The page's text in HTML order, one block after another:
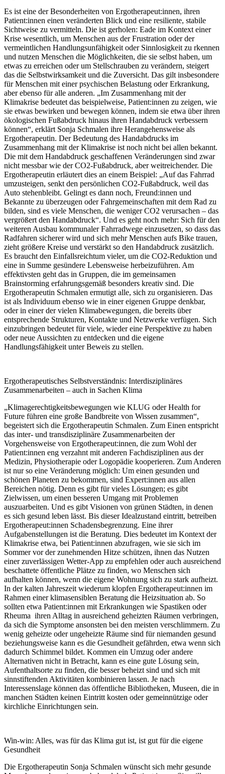
Es ist eine der Besonderheiten von Ergotherapeut:innen, ihren
Patient:innen einen veränderten Blick und eine resiliente, stabile
Sichtweise zu vermitteln. Die ist gerholen: Eade im Kontext einer
Krise wesentlich, um Menschen aus der Frustration oder der
vermeintlichen Handlungsunfähigkeit oder Sinnlosigkeit zu rkennen
und nutzen Menschen die Möglichkeiten, die sie selbst haben, um
etwas zu erreichen oder um Stellschrauben zu verändern, steigert
das die Selbstwirksamkeit und die Zuversicht. Das gilt insbesondere
für Menschen mit einer psychischen Belastung oder Erkrankung,
aber ebenso für alle anderen. „Im Zusammenhang mit der
Klimakrise bedeutet das beispielweise, Patient:innen zu zeigen, wie
sie etwas bewirken und bewegen können, indem sie etwa über ihren
ökologischen Fußabdruck hinaus ihren Handabdruck verbessern
können“, erklärt Sonja Schmalen ihre Herangehensweise als
Ergotherapeutin. Der Bedeutung des Handabdrucks im
Zusammenhang mit der Klimakrise ist noch nicht bei allen bekannt.
Die mit dem Handabdruck geschaffenen Veränderungen sind zwar
nicht messbar wie der CO2-Fußabdruck, aber weitreichender. Die
Ergotherapeutin erläutert dies an einem Beispiel: „Auf das Fahrrad
umzusteigen, senkt den persönlichen CO2-Fußabdruck, weil das
Auto stehenbleibt. Gelingt es dann noch, Freund:innen und
Bekannte zu überzeugen oder Fahrgemeinschaften mit dem Rad zu
bilden, sind es viele Menschen, die weniger CO2 verursachen – das
vergrößert den Handabdruck“. Und es geht noch mehr: Sich für den
weiteren Ausbau kommunaler Fahrradwege einzusetzen, so dass das
Radfahren sicherer wird und sich mehr Menschen aufs Bike trauen,
zieht größere Kreise und verstärkt so den Handabdruck zusätzlich.
Es braucht den Einfallsreichtum vieler, um die CO2-Reduktion und
eine in Summe gesündere Lebensweise herbeizuführen. Am
effektivsten geht das in Gruppen, die im gemeinsamen
Brainstorming erfahrungsgemäß besonders kreativ sind. Die
Ergotherapeutin Schmalen ermutigt alle, sich zu organisieren. Das
ist als Individuum ebenso wie in einer eigenen Gruppe denkbar,
oder in einer der vielen Klimabewegungen, die bereits über
entsprechende Strukturen, Kontakte und Netzwerke verfügen. Sich
einzubringen bedeutet für viele, wieder eine Perspektive zu haben
oder neue Aussichten zu entdecken und die eigene
Handlungsfähigkeit unter Beweis zu stellen.
Ergotherapeutisches Selbstverständnis: Interdisziplinäres
Zusammenarbeiten – auch in Sachen Klima
„Klimagerechtigkeitsbewegungen wie KLUG oder Health for
Future führen eine große Bandbreite von Wissen zusammen“,
begeistert sich die Ergotherapeutin Schmalen. Zum Einen entspricht
das inter- und transdisziplinäre Zusammenarbeiten der
Vorgehensweise von Ergotherapeut:innen, die zum Wohl der
Patient:innen eng verzahnt mit anderen Fachdisziplinen aus der
Medizin, Physiotherapie oder Logopädie kooperieren. Zum Anderen
ist nur so eine Veränderung möglich: Um einen gesunden und
schönen Planeten zu bekommen, sind Expert:innen aus allen
Bereichen nötig. Denn es gibt für vieles Lösungen; es gibt
Zielwissen, um einen besseren Umgang mit Problemen
auszuarbeiten. Und es gibt Visionen von grünen Städten, in denen
es sich gesund leben lässt. Bis dieser Idealzustand eintritt, betreiben
Ergotherapeut:innen Schadensbegrenzung. Eine ihrer
Aufgabenstellungen ist die Beratung. Dies bedeutet im Kontext der
Klimakrise etwa, bei Patient:innen abzufragen, wie sie sich im
Sommer vor der zunehmenden Hitze schützen, ihnen das Nutzen
einer zuverlässigen Wetter-App zu empfehlen oder auch ausreichend
beschattete öffentliche Plätze zu finden, wo Menschen sich
aufhalten können, wenn die eigene Wohnung sich zu stark aufheizt.
In der kalten Jahreszeit wiederum klopfen Ergotherapeut:innen im
Rahmen einer klimasensiblen Beratung die Heizsituation ab. So
sollten etwa Patient:innen mit Erkrankungen wie Spastiken oder
Rheuma ihren Alltag in ausreichend geheizten Räumen verbringen,
da sich die Symptome ansonsten bei den meisten verschlimmern. Zu
wenig geheizte oder ungeheizte Räume sind für niemanden gesund
beziehungsweise kann es die Gesundheit gefährden, etwa wenn sich
dadurch Schimmel bildet. Kommen ein Umzug oder andere
Alternativen nicht in Betracht, kann es eine gute Lösung sein,
Aufenthaltsorte zu finden, die besser beheizt sind und sich mit
sinnstiftenden Aktivitäten kombinieren lassen. Je nach
Interessenslage können das öffentliche Bibliotheken, Museen, die in
manchen Städten keinen Eintritt kosten oder gemeinnützige oder
kirchliche Einrichtungen sein.
Win-win: Alles, was für das Klima gut ist, ist gut für die eigene
Gesundheit
Die Ergotherapeutin Sonja Schmalen wünscht sich mehr gesunde